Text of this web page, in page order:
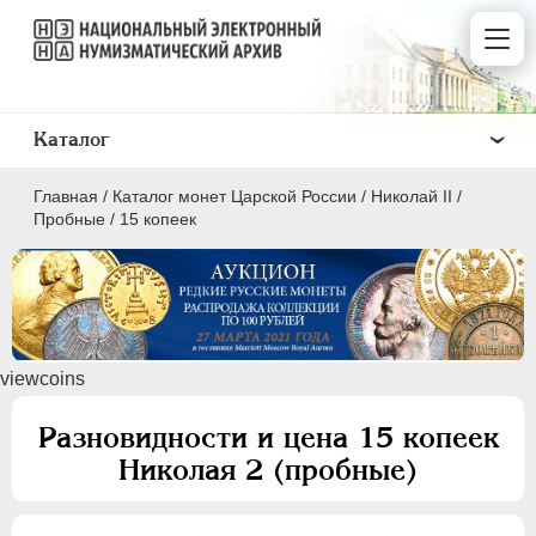
Главная / Каталог монет Царской России / Николай II /
Пробные / 15 копеек
viewcoins
Разновидности и цена 15 копеек
Николая 2 (пробные)
Каталог
ПEТР I 1699 - 1725
ЕКАТЕРИНА I
АННА ИОАННОВНА 1730-1740
ИОАНН АНТОНОВИЧ
1740-1741